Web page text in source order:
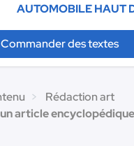
AUTOMOBILE HAUT
Commander des textes
Rédaction art
article